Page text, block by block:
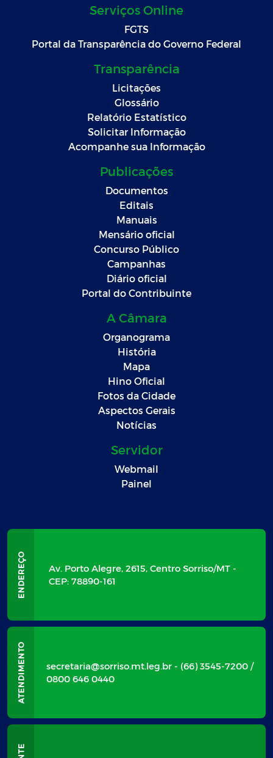
Serviços Online
FGTS
Portal da Transparência do Governo Federal
Transparência
Licitações
Glossário
Relatório Estatístico
Solicitar Informação
Acompanhe sua Informação
Publicações
Documentos
Editais
Manuais
Mensário oficial
Concurso Público
Campanhas
Diário oficial
Portal do Contribuinte
A Câmara
Organograma
História
Mapa
Hino Oficial
Fotos da Cidade
Aspectos Gerais
Notícias
Servidor
Webmail
Painel
Av. Porto Alegre, 2615, Centro Sorriso/MT -
CEP: 78890-161
secretaria@sorriso.mt.leg.br - (66) 3545-7200 /
0800 646 0440